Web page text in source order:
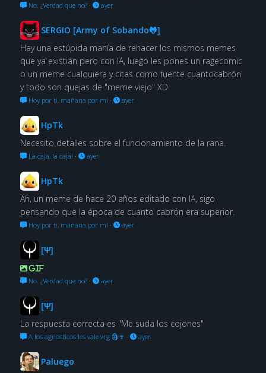
No. ¿Verdad que no?· ayer
SERGIO [Army of Sobando🐸]
Hay una estúpida manía de rehacer los mismos memes
que ya existian pero con IA, luego les pones un ragecomic
o un meme cualquiera y citas como fuente cuantocabrón
y todo son quejas de "meme viejo" XD
Hoy por ti, mañana por mí· ayer
HpTk
Necesito detalles sobre el funcionamiento de la rana.
La caja, la caja! · ayer
HpTk
Ah, un meme de hace 20 años editado con IA, sigo
pensando que la época de cuanto cabrón era superior.
Hoy por ti, mañana por mí· ayer
[Ψ]
GIF
No. ¿Verdad que no?· ayer
[Ψ]
La respuesta correcta es "Me suda los cojones"
A los agnosticos les vale vrg 🗿🍷 · ayer
Paluego